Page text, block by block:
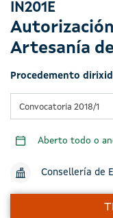
IN201E
Artesanía
Procedemento
Convocatoria 2018/1
Aberto todo o
Consellería de